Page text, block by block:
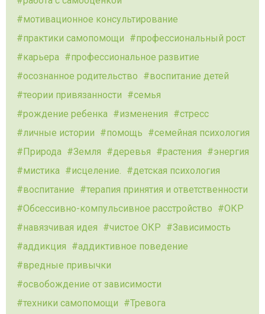
мотивационное консультирование
практики самопомощи
профессиональный рост
карьера
профессиональное развитие
осознанное родительство
воспитание детей
теории привязанности
семья
рождение ребенка
изменения
стресс
личные истории
помощь
семейная психология
Природа
Земля деревья растения
энергия
мистика
исцеление.
детская психология
воспитание
терапия принятия и ответственности
Обсессивно-компульсивное расстройство
ОКР
навязчивая идея
чистое ОКР
Зависимость
аддикция
аддиктивное поведение
вредные привычки
освобождение от зависимости
техники самопомощи
Тревога